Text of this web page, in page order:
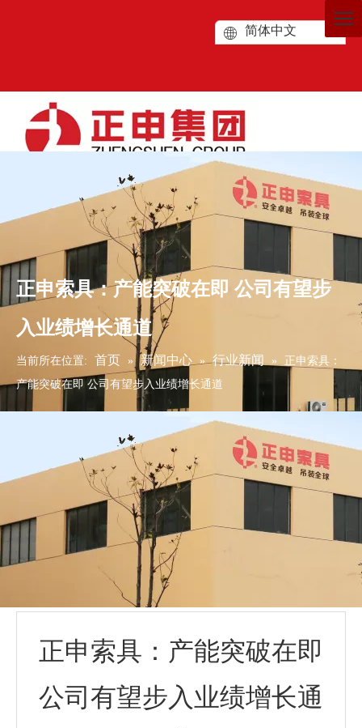
简体中文
正申索具：产能突破在即 公司有望步
入业绩增长通道
当前所在位置: 首页 » 新闻中心 » 行业新闻 »
正申索具：
产能突破在即 公司有望步入业绩增长通道
正申索具：产能突破在即
公司有望步入业绩增长通